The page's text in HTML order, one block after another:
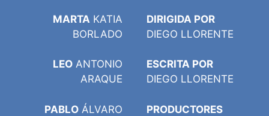
MARTA KATIA
BORLADO
LEO ANTONIO
ARAQUE
PABLO ÁLVARO
DIRIGIDA POR
DIEGO LLORENTE
ESCRITA POR
DIEGO LLORENTE
PRODUCTORES